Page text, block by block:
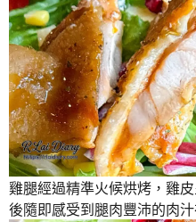
雞腿經過精準火候烘烤，雞
後隨即感受到腿肉豐沛的肉汁